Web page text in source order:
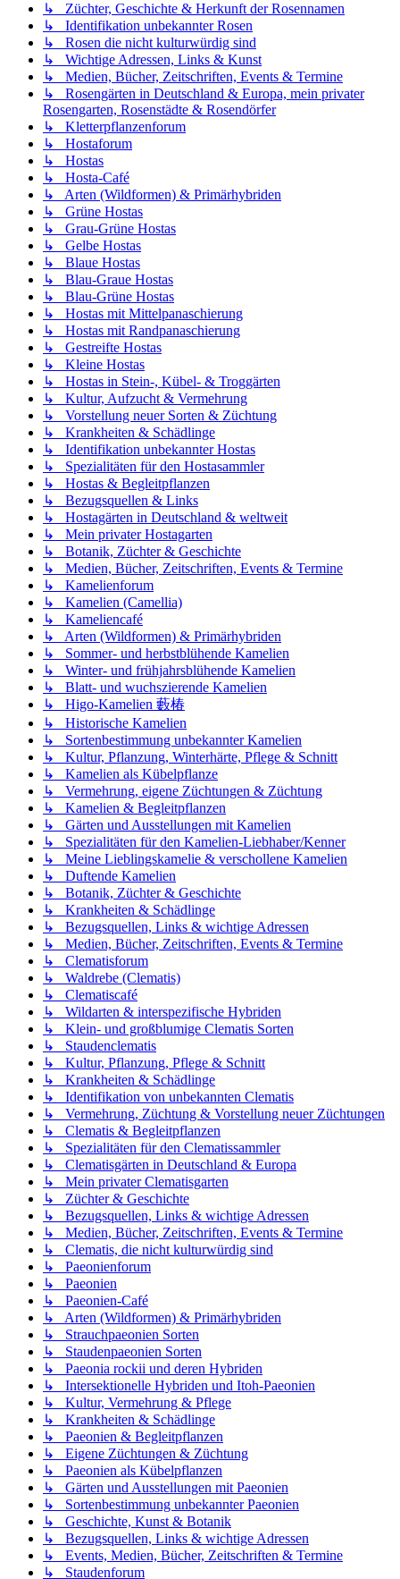
↳ Züchter, Geschichte & Herkunft der Rosennamen
↳ Identifikation unbekannter Rosen
↳ Rosen die nicht kulturwürdig sind
↳ Wichtige Adressen, Links & Kunst
↳ Medien, Bücher, Zeitschriften, Events & Termine
↳ Rosengärten in Deutschland & Europa, mein privater
Rosengarten, Rosenstädte & Rosendörfer
↳ Kletterpflanzenforum
↳ Hostaforum
↳ Hostas
↳ Hosta-Café
↳ Arten (Wildformen) & Primärhybriden
↳ Grüne Hostas
↳ Grau-Grüne Hostas
↳ Gelbe Hostas
↳ Blaue Hostas
↳ Blau-Graue Hostas
↳ Blau-Grüne Hostas
↳ Hostas mit Mittelpanaschierung
↳ Hostas mit Randpanaschierung
↳ Gestreifte Hostas
↳ Kleine Hostas
↳ Hostas in Stein-, Kübel- & Troggärten
↳ Kultur, Aufzucht & Vermehrung
↳ Vorstellung neuer Sorten & Züchtung
↳ Krankheiten & Schädlinge
↳ Identifikation unbekannter Hostas
↳ Spezialitäten für den Hostasammler
↳ Hostas & Begleitpflanzen
↳ Bezugsquellen & Links
↳ Hostagärten in Deutschland & weltweit
↳ Mein privater Hostagarten
↳ Botanik, Züchter & Geschichte
↳ Medien, Bücher, Zeitschriften, Events & Termine
↳ Kamelienforum
↳ Kamelien (Camellia)
↳ Kameliencafé
↳ Arten (Wildformen) & Primärhybriden
↳ Sommer- und herbstblühende Kamelien
↳ Winter- und frühjahrsblühende Kamelien
↳ Blatt- und wuchszierende Kamelien
↳ Higo-Kamelien 藪椿
↳ Historische Kamelien
↳ Sortenbestimmung unbekannter Kamelien
↳ Kultur, Pflanzung, Winterhärte, Pflege & Schnitt
↳ Kamelien als Kübelpflanze
↳ Vermehrung, eigene Züchtungen & Züchtung
↳ Kamelien & Begleitpflanzen
↳ Gärten und Ausstellungen mit Kamelien
↳ Spezialitäten für den Kamelien-Liebhaber/Kenner
↳ Meine Lieblingskamelie & verschollene Kamelien
↳ Duftende Kamelien
↳ Botanik, Züchter & Geschichte
↳ Krankheiten & Schädlinge
↳ Bezugsquellen, Links & wichtige Adressen
↳ Medien, Bücher, Zeitschriften, Events & Termine
↳ Clematisforum
↳ Waldrebe (Clematis)
↳ Clematiscafé
↳ Wildarten & interspezifische Hybriden
↳ Klein- und großblumige Clematis Sorten
↳ Staudenclematis
↳ Kultur, Pflanzung, Pflege & Schnitt
↳ Krankheiten & Schädlinge
↳ Identifikation von unbekannten Clematis
↳ Vermehrung, Züchtung & Vorstellung neuer Züchtungen
↳ Clematis & Begleitpflanzen
↳ Spezialitäten für den Clematissammler
↳ Clematisgärten in Deutschland & Europa
↳ Mein privater Clematisgarten
↳ Züchter & Geschichte
↳ Bezugsquellen, Links & wichtige Adressen
↳ Medien, Bücher, Zeitschriften, Events & Termine
↳ Clematis, die nicht kulturwürdig sind
↳ Paeonienforum
↳ Paeonien
↳ Paeonien-Café
↳ Arten (Wildformen) & Primärhybriden
↳ Strauchpaeonien Sorten
↳ Staudenpaeonien Sorten
↳ Paeonia rockii und deren Hybriden
↳ Intersektionelle Hybriden und Itoh-Paeonien
↳ Kultur, Vermehrung & Pflege
↳ Krankheiten & Schädlinge
↳ Paeonien & Begleitpflanzen
↳ Eigene Züchtungen & Züchtung
↳ Paeonien als Kübelpflanzen
↳ Gärten und Ausstellungen mit Paeonien
↳ Sortenbestimmung unbekannter Paeonien
↳ Geschichte, Kunst & Botanik
↳ Bezugsquellen, Links & wichtige Adressen
↳ Events, Medien, Bücher, Zeitschriften & Termine
↳ Staudenforum